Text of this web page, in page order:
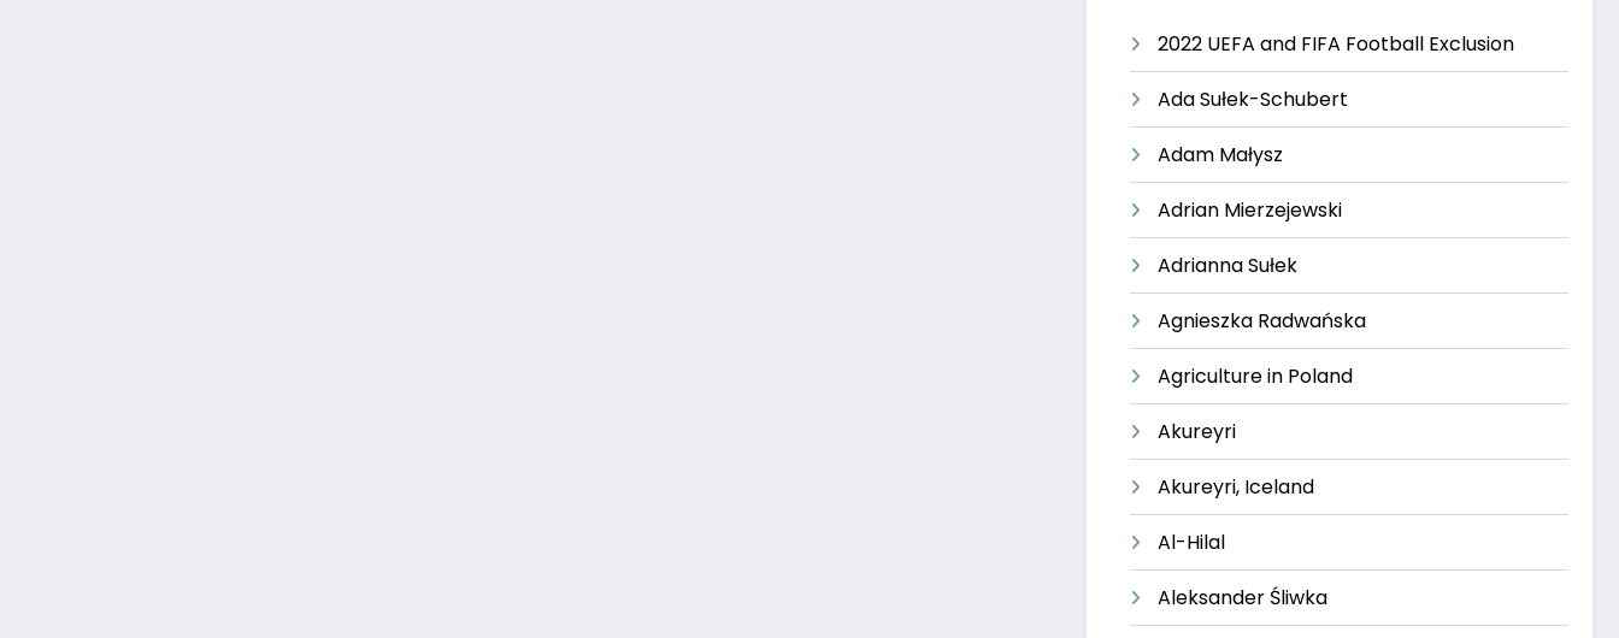
2022 UEFA and FIFA Football Exclusion
Ada Sułek-Schubert
Adam Małysz
Adrian Mierzejewski
Adrianna Sułek
Agnieszka Radwańska
Agriculture in Poland
Akureyri
Akureyri, Iceland
Al-Hilal
Aleksander Śliwka